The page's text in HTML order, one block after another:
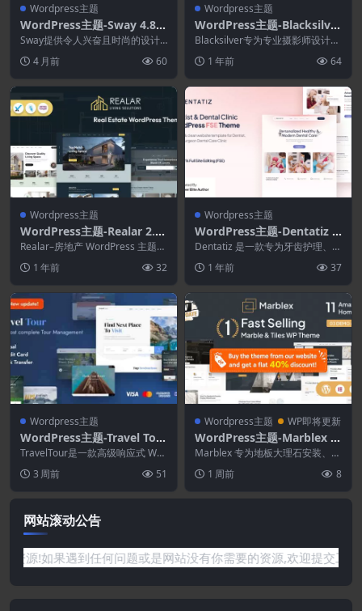
Wordpress主题
WordPress主题-Sway 4.8.0
–多用途WordPress主题
Sway提供令人兴奋且时尚的设计 –
4 月前 60
Wordpress主题
WordPress主题-Blacksilver
9.7.0–WordPress的摄影主
题
Blacksilver专为专业摄影师设计。
法，使您的...
1 年前 64
Wordpress主题
WordPress主题-Realar 2.1.
0–房地产WordPress主题
Realar–房地产 WordPress 主题，
屋...1 年前 32
Wordpress主题
WordPress主题-Dentatiz 1.
0.1–牙医和牙科诊所FSE Wor
dPress主题
Dentatiz 是一款专为牙齿护理、牙
es...1 年前 37
Wordpress主题
WordPress主题-Travel Tou
r 5.4.4–旅游预订
TravelTour是一款高级响应式 Wor
dPress 主题，配备最完整的旅游...
3 周前 51
Wordpress主题 WP即将更新
WordPress主题-Marblex 2.
4–大理石和瓷砖WordPress
主题
Marblex 专为地板大理石安装、大
理石、地板、陶瓷、工程硬木地
板、天然石材制...
1 周前 8
网站滚动公告
各种信息资源!如果遇到任何问题或是网站没有你需要的资源,欢